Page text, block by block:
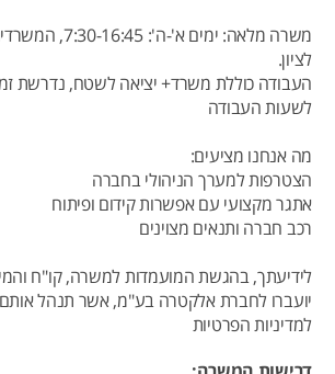
משרה מלאה: ימים
לציון.
העבודה כוללת משרד+ יציאה לשטח, נדרשת
לשעות העבודה
מה אנחנו מציעים:
הצטרפות למערך הניהולי בחברה
אתגר מקצועי עם אפשרות קידום ופיתוח
רכב חברה ותנאים מצוינים
לידיעתך, בהגשת המועמדות למשרה, קו"ח
יועברו לחברת אלקטרה בע"מ, אשר תנהל
למדיניות הפרטיות